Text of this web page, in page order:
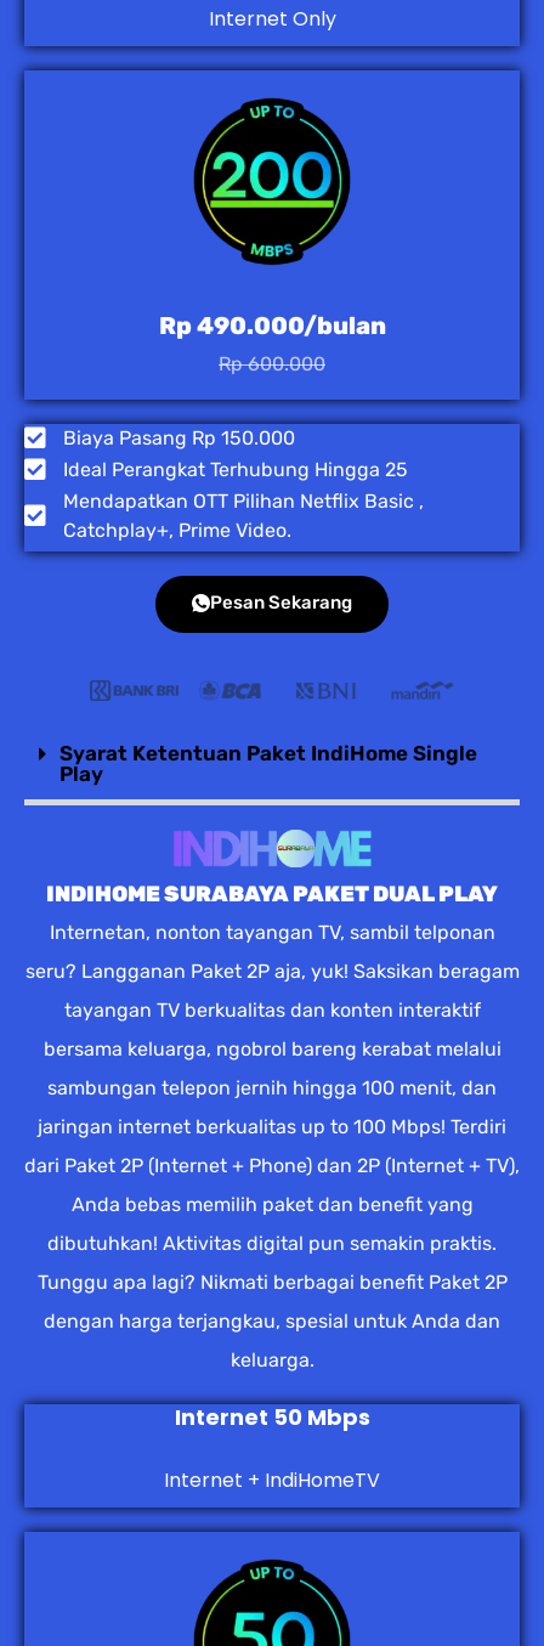
Internet Only
Rp 490.000/bulan
Rp 600.000
Biaya Pasang Rp 150.000
Ideal Perangkat Terhubung Hingga 25
Mendapatkan OTT Pilihan Netflix Basic ,
Catchplay+, Prime Video.
Pesan Sekarang
Syarat Ketentuan Paket IndiHome Single
Play
INDIHOME SURABAYA PAKET DUAL PLAY
Internetan, nonton tayangan TV, sambil telponan
seru? Langganan Paket 2P aja, yuk! Saksikan beragam
tayangan TV berkualitas dan konten interaktif
bersama keluarga, ngobrol bareng kerabat melalui
sambungan telepon jernih hingga 100 menit, dan
jaringan internet berkualitas up to 100 Mbps! Terdiri
dari Paket 2P (Internet + Phone) dan 2P (Internet + TV),
Anda bebas memilih paket dan benefit yang
dibutuhkan! Aktivitas digital pun semakin praktis.
Tunggu apa lagi? Nikmati berbagai benefit Paket 2P
dengan harga terjangkau, spesial untuk Anda dan
keluarga.
Internet 50 Mbps
Internet + IndiHomeTV